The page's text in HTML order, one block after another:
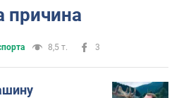
причина
8,5 т. 3